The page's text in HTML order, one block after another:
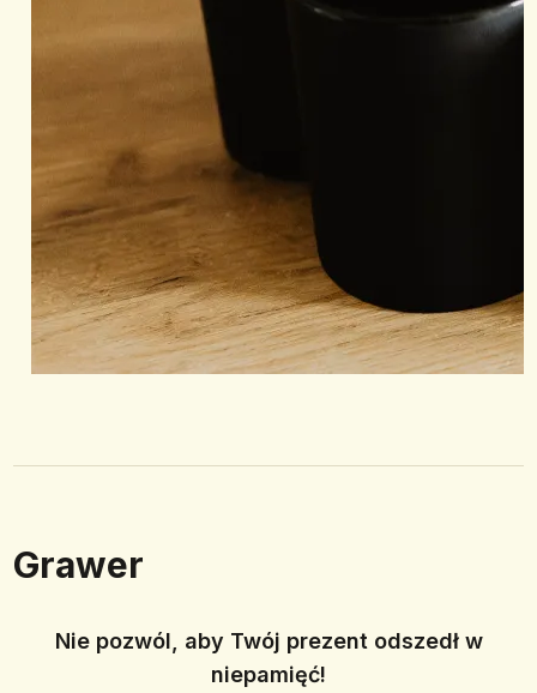
Grawer
Nie pozwól, aby Twój prezent odszedł w
niepamięć!